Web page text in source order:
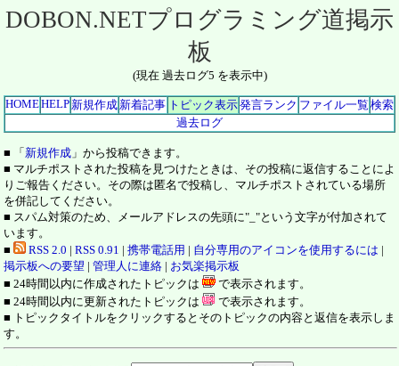
DOBON.NETプログラミング道掲示
板
(現在 過去ログ5 を表示中)
HOMEHELP 新規作成 新着記事 トピック表示発言ランク ファイル一覧 検索
過去ログ
■ 「新規作成 」から投稿できます。
■ マルチポストされた投稿を見つけたときは、その投稿に返信することによ
りご報告ください。その際は匿名で投稿し、マルチポストされている場所
を併記してください。
■ スパム対策のため、メールアドレスの先頭に"_"という文字が付加されて
います。
■
RSS 2.0 | RSS 0.91 | 携帯電話用 | 自分専用のアイコンを使用するには |
掲示板への要望 | 管理人に連絡 | お気楽掲示板
■ 24時間以内に作成されたトピックは
で表示されます。
■ 24時間以内に更新されたトピックは
で表示されます。
■ トピックタイトルをクリックするとそのトピックの内容と返信を表示しま
す。